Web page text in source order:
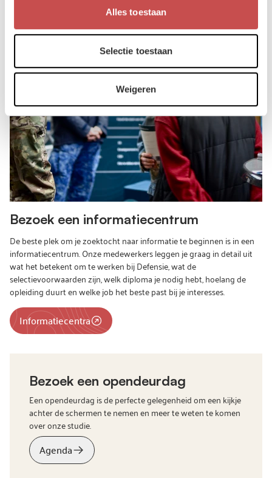
Alles toestaan
Selectie toestaan
Weigeren
Bezoek een informatiecentrum
De beste plek om je zoektocht naar informatie te beginnen is in een
informatiecentrum. Onze medewerkers leggen je graag in detail uit
wat het betekent om te werken bij Defensie, wat de
selectievoorwaarden zijn, welk diploma je nodig hebt, hoelang de
opleiding duurt en welke job het beste past bij je interesses.
Informatiecentra
Bezoek een opendeurdag
Een opendeurdag is de perfecte gelegenheid om een kijkje
achter de schermen te nemen en meer te weten te komen
over onze studie.
Agenda